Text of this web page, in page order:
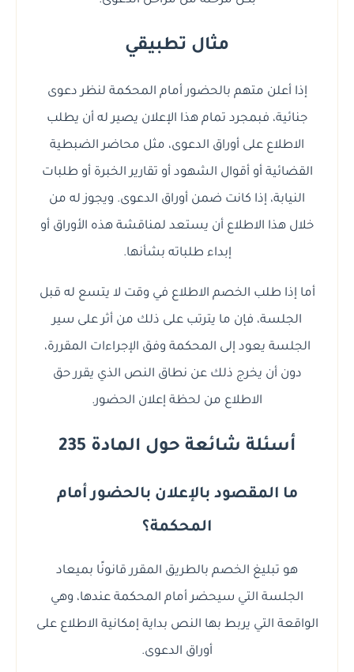
مثال تطبيقي
إذا أعلن متهم بالحضور أمام المحكمة لنظر دعوى
جنائية، فبمجرد تمام هذا الإعلان يصير له أن يطلب
الاطلاع على أوراق الدعوى، مثل محاضر الضبطية
القضائية أو أقوال الشهود أو تقارير الخبرة أو طلبات
النيابة، إذا كانت ضمن أوراق الدعوى. ويجوز له من
خلال هذا الاطلاع أن يستعد لمناقشة هذه الأوراق أو
إبداء طلباته بشأنها.
أما إذا طلب الخصم الاطلاع في وقت لا يتسع له قبل
الجلسة، فإن ما يترتب على ذلك من أثر على سير
الجلسة يعود إلى المحكمة وفق الإجراءات المقررة،
دون أن يخرج ذلك عن نطاق النص الذي يقرر حق
الاطلاع من لحظة إعلان الحضور.
أسئلة شائعة حول المادة 235
ما المقصود بالإعلان بالحضور أمام
المحكمة؟
هو تبليغ الخصم بالطريق المقرر قانونًا بميعاد
الجلسة التي سيحضر أمام المحكمة عندها، وهي
الواقعة التي يربط بها النص بداية إمكانية الاطلاع على
أوراق الدعوى.